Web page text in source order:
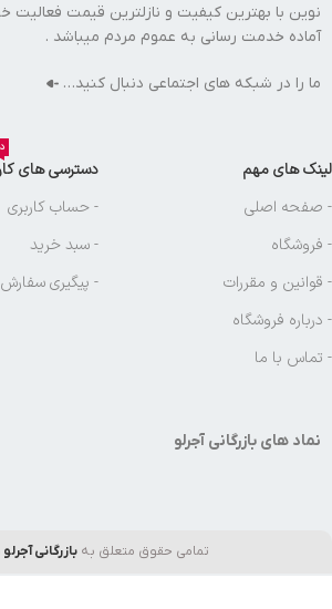
نوین با بهترین کیفیت و نازلترین قیمت فعالیت
آماده خدمت رسانی به عموم مردم میباشد .
ما را در شبکه های اجتماعی دنبال کنید…
لینک های مهم
- صفحه اصلی
- فروشگاه
- قوانین و مقررات
- درباره فروشگاه
- تماس با ما
دسترسی های
- حساب کاربری
- سبد خرید
- پیگیری سفارش
نماد های بازرگانی آجرلو
تمامی حقوق متعلق بهبازرگانی آجرلو